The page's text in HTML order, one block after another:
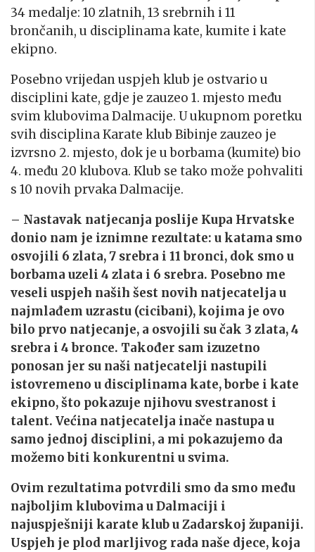
34 medalje: 10 zlatnih, 13 srebrnih i 11
brončanih, u disciplinama kate, kumite i kate
ekipno.
Posebno vrijedan uspjeh klub je ostvario u
disciplini kate, gdje je zauzeo 1. mjesto među
svim klubovima Dalmacije. U ukupnom poretku
svih disciplina Karate klub Bibinje zauzeo je
izvrsno 2. mjesto, dok je u borbama (kumite) bio
4. među 20 klubova. Klub se tako može pohvaliti
s 10 novih prvaka Dalmacije.
– Nastavak natjecanja poslije Kupa Hrvatske
donio nam je iznimne rezultate: u katama smo
osvojili 6 zlata, 7 srebra i 11 bronci, dok smo u
borbama uzeli 4 zlata i 6 srebra. Posebno me
veseli uspjeh naših šest novih natjecatelja u
najmlađem uzrastu (cicibani), kojima je ovo
bilo prvo natjecanje, a osvojili su čak 3 zlata, 4
srebra i 4 bronce. Također sam izuzetno
ponosan jer su naši natjecatelji nastupili
istovremeno u disciplinama kate, borbe i kate
ekipno, što pokazuje njihovu svestranost i
talent. Većina natjecatelja inače nastupa u
samo jednoj disciplini, a mi pokazujemo da
možemo biti konkurentni u svima.
Ovim rezultatima potvrdili smo da smo među
najboljim klubovima u Dalmaciji i
najuspješniji karate klub u Zadarskoj županiji.
Uspjeh je plod marljivog rada naše djece, koja